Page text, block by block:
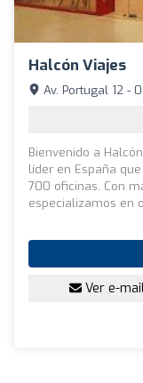
Halcón Viajes
Av. Portugal 12 -
Bienvenido a
líder en España
700 oficinas. Con
especializamos en
Ver e-